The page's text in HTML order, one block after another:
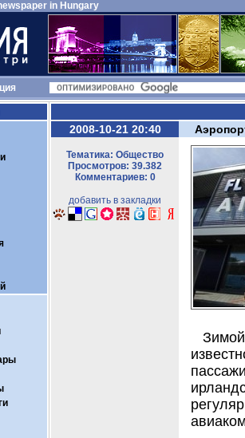
in Hungary
2008-10-21 20:40
Тематика: Общество
Просмотров: 39.382
Комментариев: 0
добавить в закладки